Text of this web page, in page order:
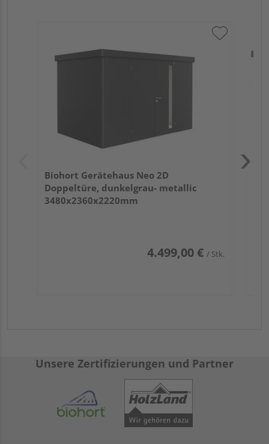
Biohort Gerätehaus Neo 2D
Doppeltüre, dunkelgrau- metallic
3480x2360x2220mm
4.499,00 € / Stk.
Unsere Zertifizierungen und Partner